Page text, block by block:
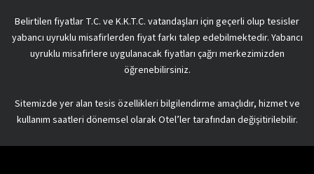
Belirtilen fiyatlar T.C. ve K.K.T.C. vatandaşları için geçerli olup tesisler
yabancı uyruklu misafirlerden fiyat farkı talep edebilmektedir. Yabancı
uyruklu misafirlere uygulanacak fiyatları çağrı merkezimizden
öğrenebilirsiniz.
Sitemizde yer alan tesis özellikleri bilgilendirme amaçlıdır, hizmet ve
kullanım saatleri dönemsel olarak Otel’ler tarafından değişitirilebilir.